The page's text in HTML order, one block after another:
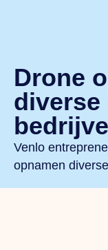
Drone
diverse
Venlo
opnamen